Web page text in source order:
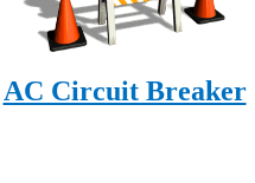
AC Circuit Breaker